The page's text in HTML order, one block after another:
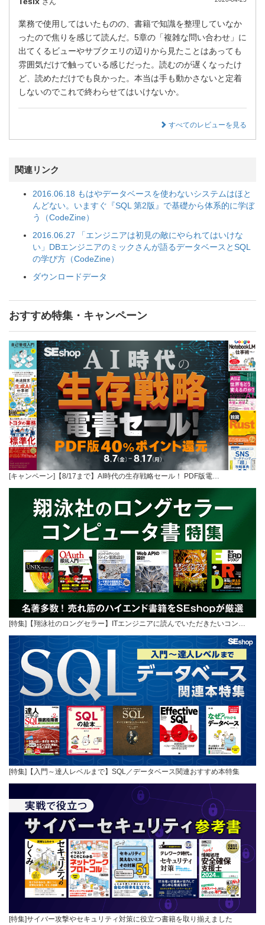
業務で使用してはいたものの、書籍で知識を整理していなか
ったので焦りを感じて読んだ。5章の「複雑な問い合わせ」に
出てくるビューやサブクエリの辺りから見たことはあっても
雰囲気だけで触っている感じだった。読むのが遅くなったけ
ど、読めただけでも良かった。本当は手も動かさないと定着
しないのでこれで終わらせてはいけないか。
すべてのレビューを見る
関連リンク
2016.06.18 もはやデータベースを使わないシステムはほと
んどない。いますぐ『SQL 第2版』で基礎から体系的に学ぼ
う（CodeZine）
2016.06.27 「エンジニアは初見の敵にやられてはいけな
い」DBエンジニアのミックさんが語るデータベースとSQL
の学び方（CodeZine）
ダウンロードデータ
おすすめ特集・キャンペーン
[キャンペーン]【8/17まで】AI時代の生存戦略セール！ PDF版電…
[特集]【翔泳社のロングセラー】ITエンジニアに読んでいただきたいコン…
[特集]【入門～達人レベルまで】SQL／データベース関連おすすめ本特集
[特集]サイバー攻撃やセキュリティ対策に役立つ書籍を取り揃えました